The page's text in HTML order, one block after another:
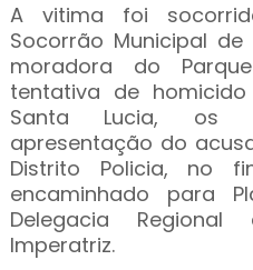
A vitima foi
Socorrão Municipal
moradora do
tentativa de
Santa Lucia, os
apresentação do
Distrito Policia, no
encaminhado para
Delegacia
Imperatriz.